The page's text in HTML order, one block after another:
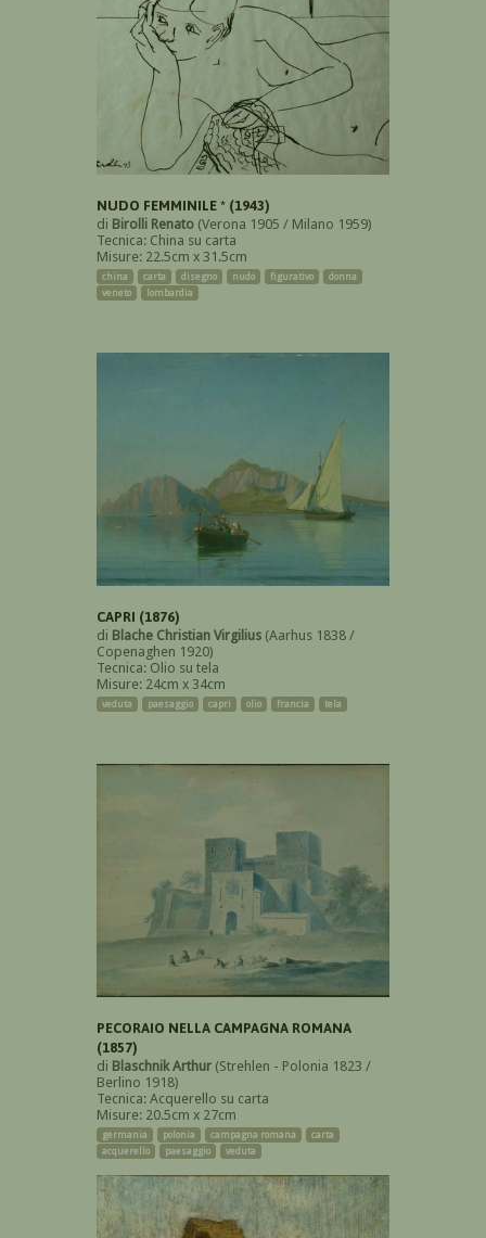
NUDO FEMMINILE * (1943)
di Birolli Renato (Verona 1905 / Milano 1959)
Tecnica: China su carta
Misure: 22.5cm x 31.5cm
china carta disegno nudo figurativo
donna
veneto
lombardia
CAPRI (1876)
di Blache Christian Virgilius (Aarhus 1838 /
Copenaghen 1920)
Tecnica: Olio su tela
Misure: 24cm x 34cm
veduta paesaggio capri olio francia tela
PECORAIO NELLA CAMPAGNA ROMANA
(1857)
di Blaschnik Arthur (Strehlen - Polonia 1823 /
Berlino 1918)
Tecnica: Acquerello su carta
Misure: 20.5cm x 27cm
germania polonia campagna romana
carta
acquerello
paesaggio veduta